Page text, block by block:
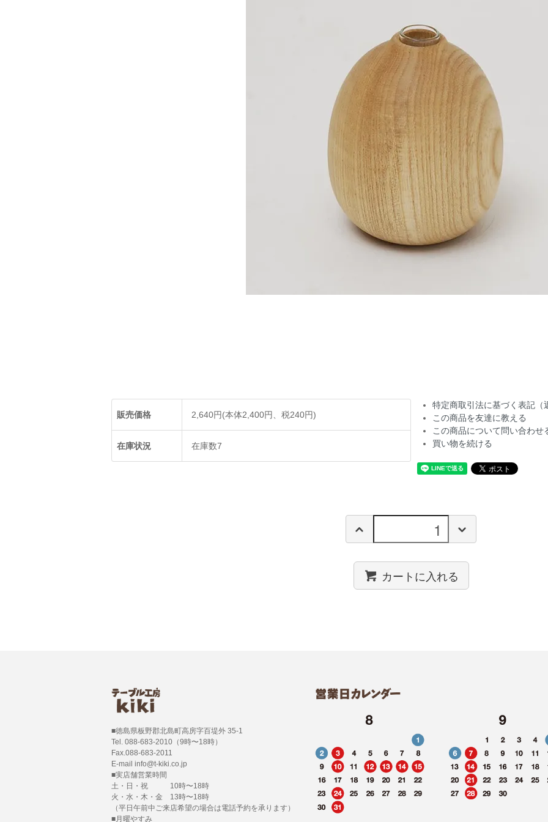
販売価格 2,640円(本体2,400円、税240円)
在庫状況 在庫数7
特定商取引法に基づく表記（
この商品を友達に教える
この商品について問い合わせ
買い物を続ける
カートに入れる
■徳島県板野郡北島町高房字百堤外 35-1
Tel. 088-683-2010（9時〜18時）
Fax.088-683-2011
E-mail info@t-kiki.co.jp
■実店舗営業時間
土・日・祝 10時〜18時
火・水・木・金 13時〜18時
（平日午前中ご来店希望の場合は電話予約を承ります）
■月曜やすみ